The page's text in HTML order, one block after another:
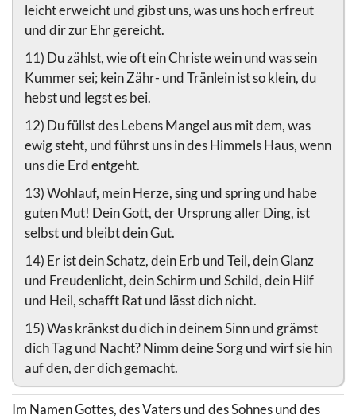
leicht erweicht und gibst uns, was uns hoch erfreut
und dir zur Ehr gereicht.
11) Du zählst, wie oft ein Christe wein und was sein
Kummer sei; kein Zähr- und Tränlein ist so klein, du
hebst und legst es bei.
12) Du füllst des Lebens Mangel aus mit dem, was
ewig steht, und führst uns in des Himmels Haus, wenn
uns die Erd entgeht.
13) Wohlauf, mein Herze, sing und spring und habe
guten Mut! Dein Gott, der Ursprung aller Ding, ist
selbst und bleibt dein Gut.
14) Er ist dein Schatz, dein Erb und Teil, dein Glanz
und Freudenlicht, dein Schirm und Schild, dein Hilf
und Heil, schafft Rat und lässt dich nicht.
15) Was kränkst du dich in deinem Sinn und grämst
dich Tag und Nacht? Nimm deine Sorg und wirf sie hin
auf den, der dich gemacht.
Im Namen Gottes, des Vaters und des Sohnes und des